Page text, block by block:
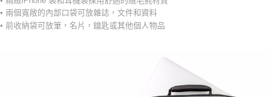
• 兩個寬敞的內部口袋可放雜誌，文件和資料
• 前收納袋可放筆，名片，鑰匙或其他個人物品